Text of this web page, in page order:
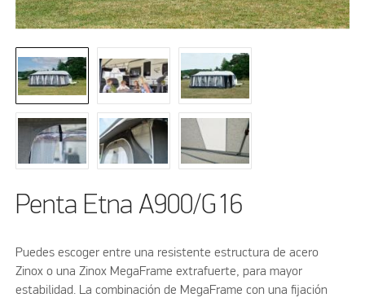
Penta Etna A900/G16
Puedes escoger entre una resistente estructura de acero
Zinox o una Zinox MegaFrame extrafuerte, para mayor
estabilidad. La combinación de MegaFrame con una fijación